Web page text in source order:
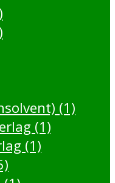
(1)
(1)
(1)